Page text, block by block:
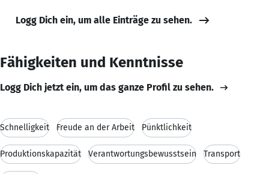
Logg Dich ein, um alle Einträge zu sehen.
Fähigkeiten und Kenntnisse
Logg Dich jetzt ein, um das ganze Profil zu sehen.
Schnelligkeit Freude an der Arbeit Pünktlichkeit
Produktionskapazität Verantwortungsbewusstsein Transport